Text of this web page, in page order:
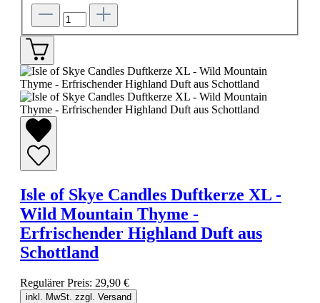
Isle of Skye Candles Duftkerze XL -
Wild Mountain Thyme -
Erfrischender Highland Duft aus
Schottland
Regulärer Preis: 29,90 €
inkl. MwSt. zzgl. Versand